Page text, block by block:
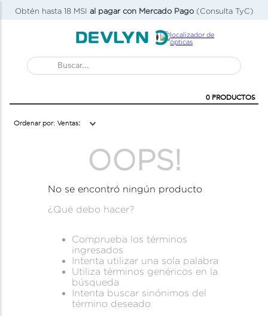
Obtén hasta 18 MSI al pagar con Mercado Pago(Consulta TyC)
Buscar...
0 PRODUCTOS
Ventas
OOPS!
No se encontró ningún producto
¿Qué debo hacer?
Comprueba los términos
ingresados
Intenta utilizar una sola palabra
Utiliza términos genéricos en la
búsqueda
Intenta buscar sinónimos del
término deseado